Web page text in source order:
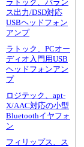
ラトック、バラン
ス出力/DSD対応
USBヘッドフォン
アンプ
ラトック、PCオー
ディオ入門用USB
ヘッドフォンアン
プ
ロジテック、apt-
X/AAC対応の小型
Bluetoothイヤフォ
ン
フィリップス、ス